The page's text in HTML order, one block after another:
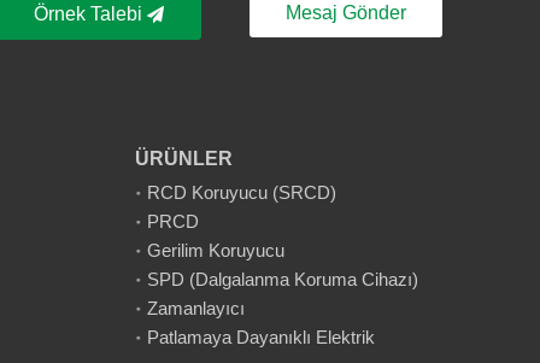
Örnek Talebi Mesaj Gönder
ÜRÜNLER
RCD Koruyucu (SRCD)
PRCD
Gerilim Koruyucu
SPD (Dalgalanma Koruma Cihazı)
Zamanlayıcı
Patlamaya Dayanıklı Elektrik